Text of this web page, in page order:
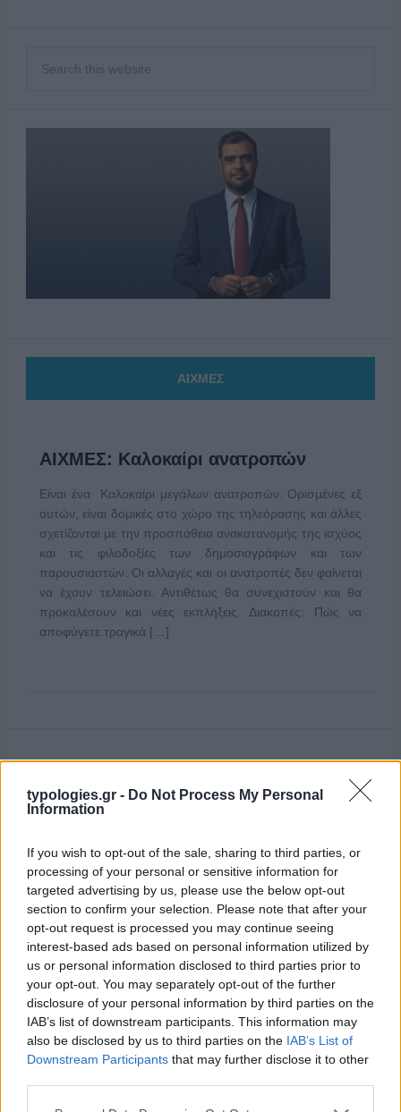
typologies.gr - Do Not Process My Personal
Information
If you wish to opt-out of the sale, sharing to third parties, or
processing of your personal or sensitive information for
targeted advertising by us, please use the below opt-out
section to confirm your selection. Please note that after your
opt-out request is processed you may continue seeing
interest-based ads based on personal information utilized by
us or personal information disclosed to third parties prior to
your opt-out. You may separately opt-out of the further
disclosure of your personal information by third parties on the
IAB’s list of downstream participants. This information may
also be disclosed by us to third parties on the IAB’s List of
Downstream Participants that may further disclose it to other
ΑΙΧΜΕΣ
ΑΙΧΜΕΣ: Καλοκαίρι ανατροπών
Είναι ένα Καλοκαίρι μεγάλων ανατροπών. Ορισμένες εξ
αυτών, είναι δομικές στο χώρο της τηλεόρασης και άλλες
σχετίζονται με την προσπάθεια ανακατανομής της ισχύος
και τις φιλοδοξίες των δημοσιογράφων και των
παρουσιαστών. Οι αλλαγές και οι ανατροπές δεν φαίνεται
να έχουν τελειώσει. Αντιθέτως θα συνεχιστούν και θα
προκαλέσουν και νέες εκπλήξεις. Διακοπές: Πώς να
αποφύγετε τραγικά […]